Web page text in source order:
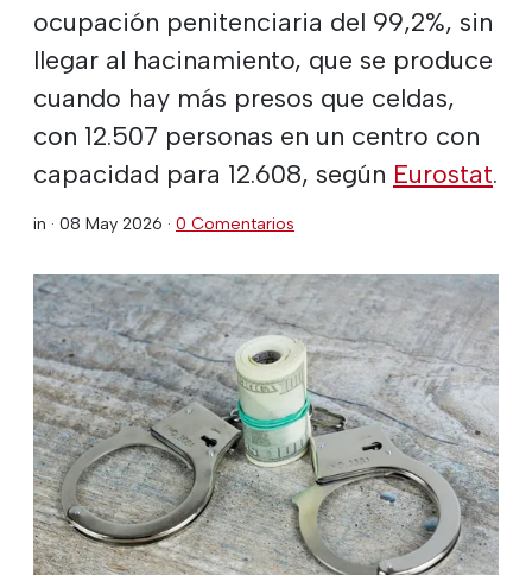
ocupación penitenciaria del 99,2%, sin
llegar al hacinamiento, que se produce
cuando hay más presos que celdas,
con 12.507 personas en un centro con
capacidad para 12.608, según Eurostat.
in · 08 May 2026 · 0 Comentarios